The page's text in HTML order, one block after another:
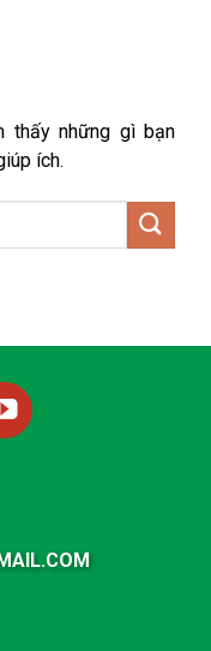
thấy những gì bạn
ích.